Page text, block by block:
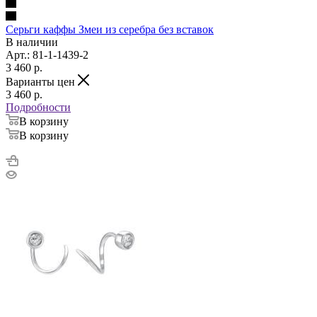
Серьги каффы Змеи из серебра без вставок
В наличии
Арт.: 81-1-1439-2
3 460 p.
Варианты цен
3 460 p.
Подробности
В корзину
В корзину